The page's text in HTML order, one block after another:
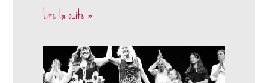
Lire la suite »